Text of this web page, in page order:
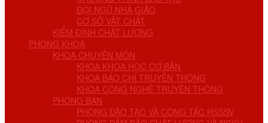
ĐỘI NGŨ NHÀ GIÁO
CƠ SỞ VẬT CHẤT
KIỂM ĐỊNH CHẤT LƯỢNG
PHÒNG KHOA
KHOA CHUYÊN MÔN
KHOA KHOA HỌC CƠ BẢN
KHOA BÁO CHÍ TRUYỀN THÔNG
KHOA CÔNG NGHỆ TRUYỀN THÔNG
PHÒNG BAN
PHÒNG ĐÀO TẠO VÀ CÔNG TÁC HSSSV